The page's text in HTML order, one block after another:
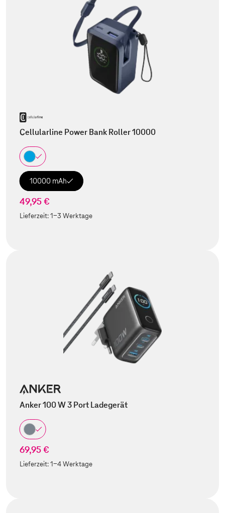
Cellularline Power Bank Roller 10000
10000 mAh
49,95 €
Lieferzeit:1-3 Werktage
Anker 100 W 3 Port Ladegerät
69,95 €
Lieferzeit:1-4 Werktage